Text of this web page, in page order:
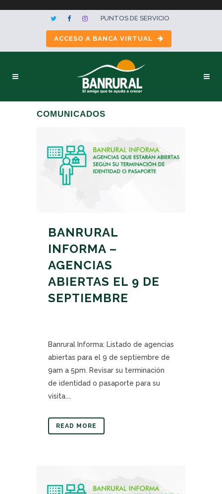
PUNTOS DE SERVICIO
ACCESO A BANCA VIRTUAL
COMUNICADOS
BANRURAL
INFORMA –
AGENCIAS
ABIERTAS EL 9 DE
SEPTIEMBRE
Banrural Informa: Listado de agencias
abiertas para el 9 de septiembre de
9am a 5pm. Revisar su terminación
de identidad o pasaporte para su
visita....
READ MORE